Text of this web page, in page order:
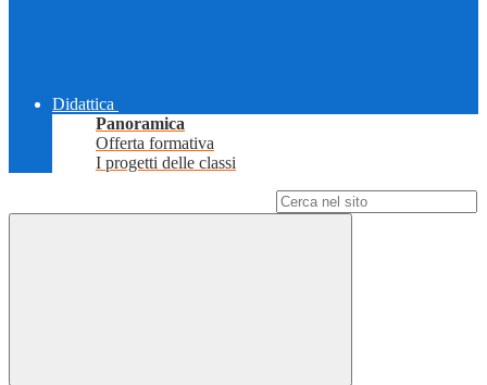
Didattica
Panoramica
Offerta formativa
I progetti delle classi